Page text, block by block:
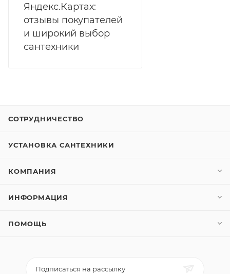
Яндекс.Картах:
отзывы покупателей
и широкий выбор
сантехники
СОТРУДНИЧЕСТВО
УСТАНОВКА САНТЕХНИКИ
КОМПАНИЯ
ИНФОРМАЦИЯ
ПОМОЩЬ
Подписаться на рассылку